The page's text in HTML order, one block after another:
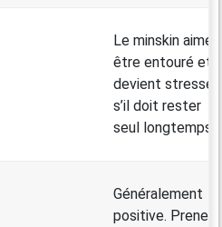
Le minskin aime
être entouré et
devient stressé
s’il doit rester
seul longtemps.
Généralement
positive. Prenez